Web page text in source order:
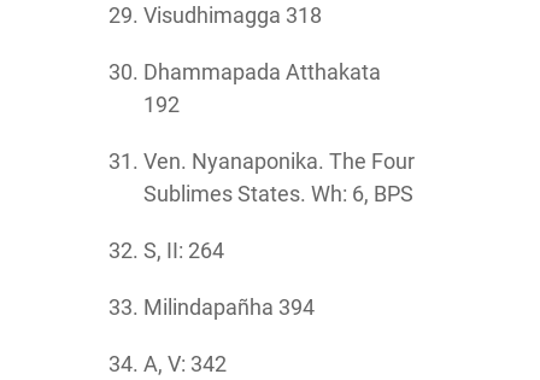
Visudhimagga 318
Dhammapada Atthakata
192
Ven. Nyanaponika. The Four
Sublimes States. Wh: 6, BPS
S, II: 264
Milindapañha 394
A, V: 342